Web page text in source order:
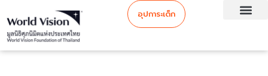
อุปการะเด็ก